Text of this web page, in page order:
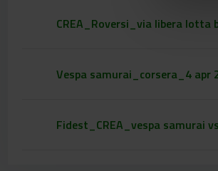
CREA_Roversi_via libera lotta
Vespa samurai_corsera_4 apr
Fidest_CREA_vespa samurai